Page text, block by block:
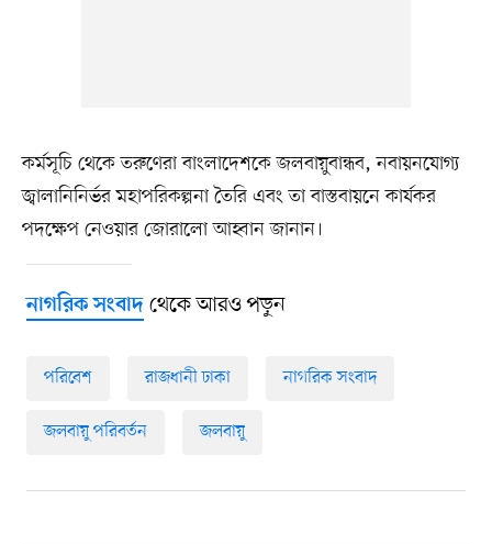
কর্মসূচি থেকে তরুণেরা বাংলাদেশকে জলবায়ুবান্ধব, নবায়নযোগ্য
জ্বালানিনির্ভর মহাপরিকল্পনা তৈরি এবং তা বাস্তবায়নে কার্যকর
পদক্ষেপ নেওয়ার জোরালো আহ্বান জানান।
নাগরিক সংবাদথেকে আরও পড়ুন
পরিবেশ রাজধানী ঢাকা নাগরিক সংবাদ
জলবায়ু পরিবর্তন জলবায়ু